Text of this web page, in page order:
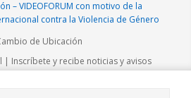
– VIDEOFORUM con motivo de la
contra la Violencia de Género
de Ubicación
| Inscríbete y recibe noticias y avisos